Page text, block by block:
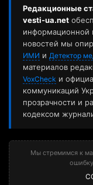
Редакционные
vesti-ua.net
информационной
новостей мы
ИМИ и Детектор
материалов
VoxCheck и
коммуникаций
прозрачности и
кодексом
Мы стремимся к